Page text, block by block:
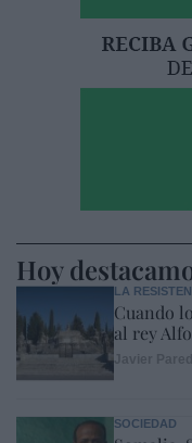
Hoy
LA
Cuando
al rey
SOCIEDAD